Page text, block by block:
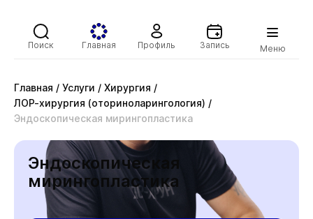
Поиск Главная Профиль Запись Меню
Главная / Услуги / Хирургия /
ЛОР-хирургия (оториноларингология) /
Эндоскопическая мирингопластика
Эндоскопическая
мирингопластика